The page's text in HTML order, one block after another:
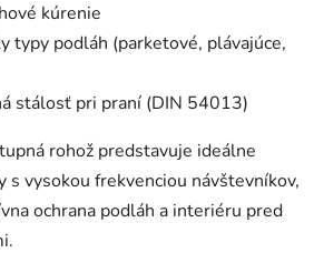
kúrenie
typy podláh (parketové, plávajúce,
stálosť pri praní (DIN 54013)
rohož predstavuje ideálne
s vysokou frekvenciou návštevníkov,
ochrana podláh a interiéru pred